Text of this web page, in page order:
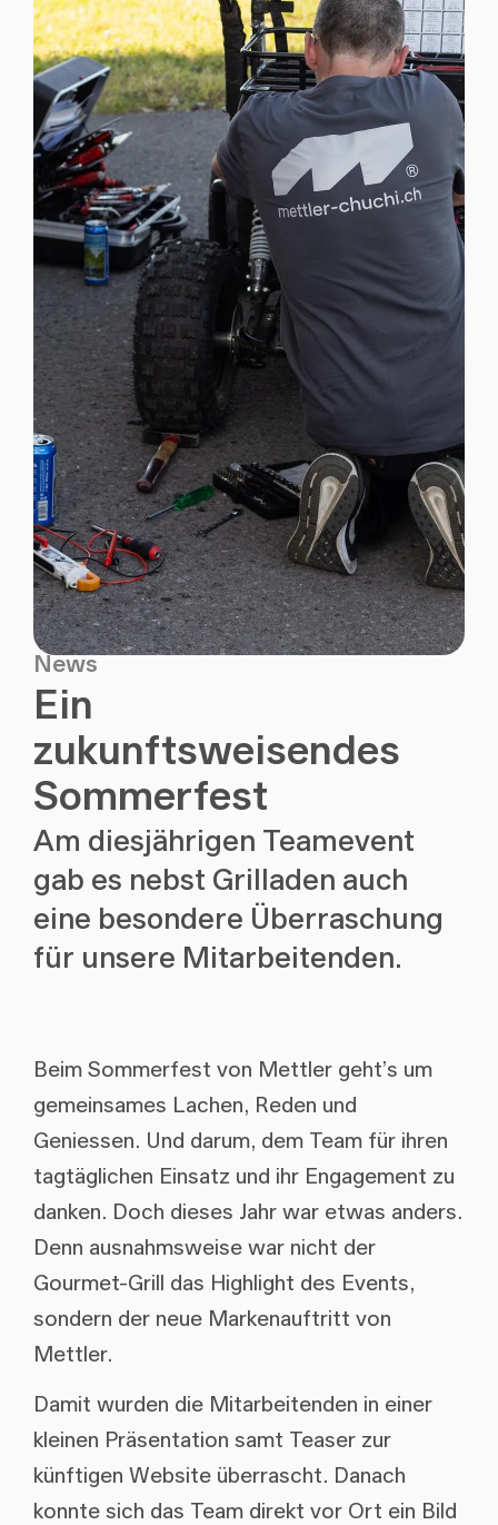
News
Ein
zukunftsweisendes
Sommerfest
Am diesjährigen Teamevent
gab es nebst Grilladen auch
eine besondere Überraschung
für unsere Mitarbeitenden.
Beim Sommerfest von Mettler geht’s um
gemeinsames Lachen, Reden und
Geniessen. Und darum, dem Team für ihren
tagtäglichen Einsatz und ihr Engagement zu
danken. Doch dieses Jahr war etwas anders.
Denn ausnahmsweise war nicht der
Gourmet-Grill das Highlight des Events,
sondern der neue Markenauftritt von
Mettler.
Damit wurden die Mitarbeitenden in einer
kleinen Präsentation samt Teaser zur
künftigen Website überrascht. Danach
konnte sich das Team direkt vor Ort ein Bild